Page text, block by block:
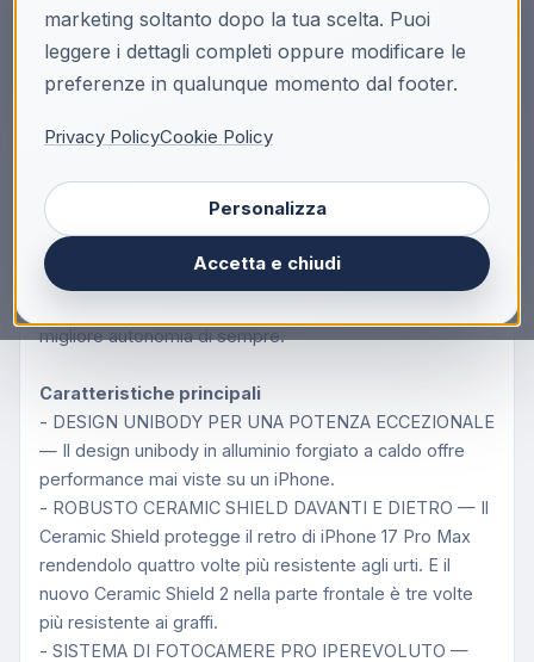
marketing soltanto dopo la tua scelta. Puoi
leggere i dettagli completi oppure modificare le
preferenze in qualunque momento dal footer.
Privacy PolicyCookie Policy
Personalizza
Accetta e chiudi
Descrizione
Mai così Pro.
Pro assoluto.
iPhone 17 Pro Max. L’iPhone più potente di sempre.
Brillante display da 6,9", design unibody in alluminio,
migliore autonomia di sempre.
Caratteristiche principali
- DESIGN UNIBODY PER UNA POTENZA ECCEZIONALE
— Il design unibody in alluminio forgiato a caldo offre
performance mai viste su un iPhone.
- ROBUSTO CERAMIC SHIELD DAVANTI E DIETRO — Il
Ceramic Shield protegge il retro di iPhone 17 Pro Max
rendendolo quattro volte più resistente agli urti. E il
nuovo Ceramic Shield 2 nella parte frontale è tre volte
più resistente ai graffi.
- SISTEMA DI FOTOCAMERE PRO IPEREVOLUTO —